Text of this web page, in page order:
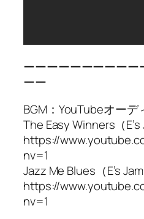
ーーーーーーーーー
ーー
BGM：YouTubeオー
The Easy Winners（
https://
nv=1
Jazz Me Blues（E’s
https://
nv=1